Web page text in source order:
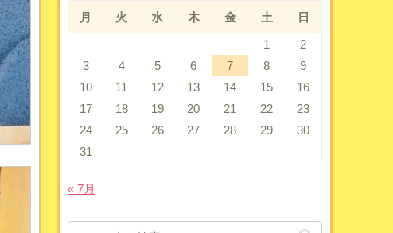
月 火 水 木 金 土
日
1
2
3
4 5 6 7 8
9
10
11 12 13 14 15
16
17
18 19 20 21 22
23
24
25 26 27 28 29
30
31
« 7月